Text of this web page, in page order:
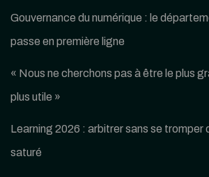
Gouvernance du numérique : le
passe en première ligne
« Nous ne cherchons pas à être le plus
plus utile »
Learning 2026 : arbitrer sans se tromper
saturé